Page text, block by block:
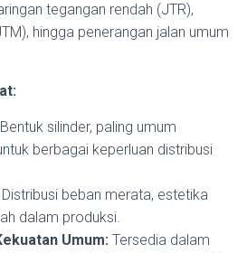
tegangan rendah (JTR),
hingga penerangan jalan umum
Bentuk silinder, paling umum
berbagai keperluan distribusi
Distribusi beban merata, estetika
dalam produksi.
Umum: Tersedia dalam